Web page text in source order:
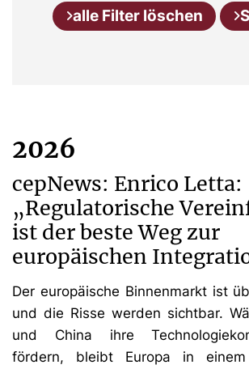
alle Filter löschen
2026
cepNews: Enrico Letta:
„Regulatorische
ist der beste Weg zur
europäischen
Der europäische Binnenmarkt ist
und die Risse werden sichtbar.
und China ihre
fördern, bleibt Europa in einem